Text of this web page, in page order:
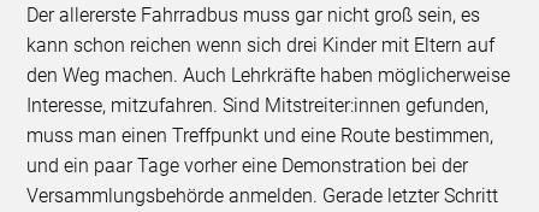
Der allererste Fahrradbus muss gar nicht groß sein, es
kann schon reichen wenn sich drei Kinder mit Eltern auf
den Weg machen. Auch Lehrkräfte haben möglicherweise
Interesse, mitzufahren. Sind Mitstreiter:innen gefunden,
muss man einen Treffpunkt und eine Route bestimmen,
und ein paar Tage vorher eine Demonstration bei der
Versammlungsbehörde anmelden. Gerade letzter Schritt